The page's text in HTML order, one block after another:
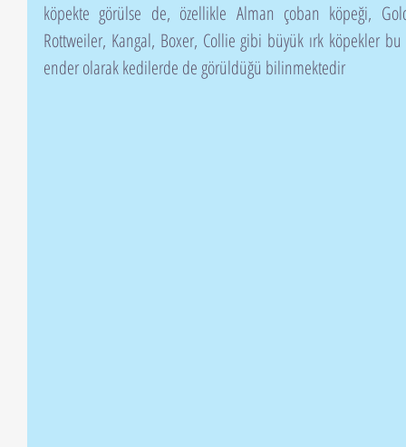
köpekte görülse de, özellikle Alman çoban köpeği,
Rottweiler, Kangal, Boxer, Collie gibi büyük ırk köpekler bu
ender olarak kedilerde de görüldüğü bilinmektedir